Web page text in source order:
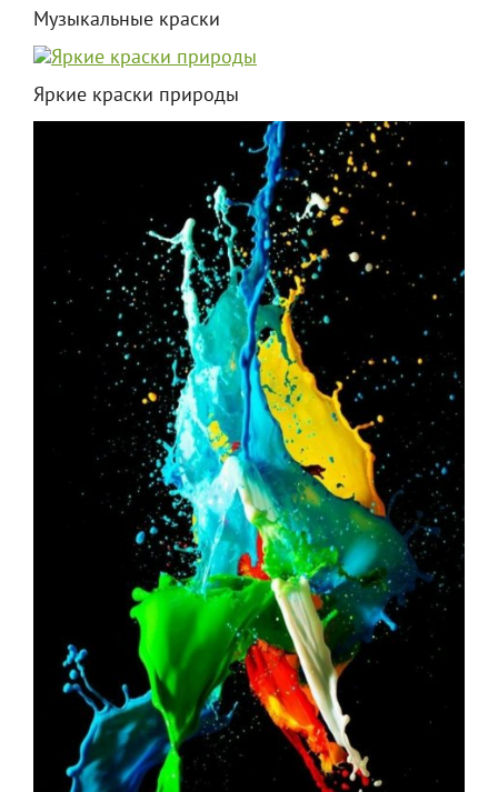
Музыкальные краски
Яркие краски природы